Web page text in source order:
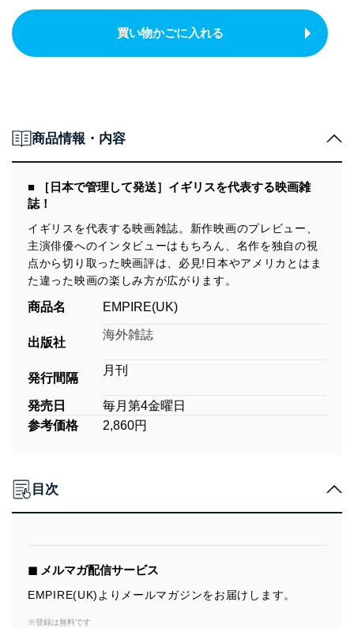
買い物かごに入れる
商品情報・内容
■ ［日本で管理して発送］イギリスを代表する映画雑
誌！
イギリスを代表する映画雑誌。新作映画のプレビュー、
主演俳優へのインタビューはもちろん、名作を独自の視
点から切り取った映画評は、必見!日本やアメリカとはま
た違った映画の楽しみ方が広がります。
商品名 EMPIRE(UK)
出版社
海外雑誌
発行間隔
月刊
発売日
毎月第4金曜日
参考価格
2,860円
目次
◼︎ メルマガ配信サービス
EMPIRE(UK)よりメールマガジンをお届けします。
※登録は無料です